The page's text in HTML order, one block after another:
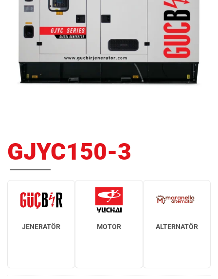
GJYC150-3
JENERATÖR MOTOR ALTERNATÖR